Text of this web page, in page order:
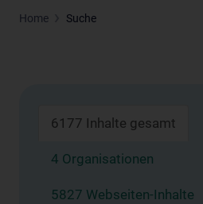
Home Suche
6177 Inhalte gesamt
4 Organisationen
5827 Webseiten-Inhalte